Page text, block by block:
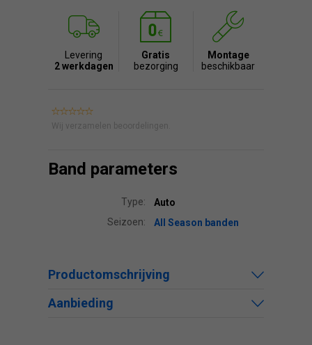
Levering
2 werkdagen
Gratis
bezorging
Montage
beschikbaar
Wij verzamelen beoordelingen.
Band parameters
Type:
Auto
Seizoen:
All Season banden
Productomschrijving
Aanbieding